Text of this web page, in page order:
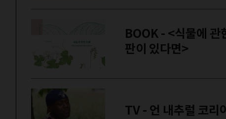
BOOK - <식물에 관한 오해> , <삶의 반대편에 들
판이 있다면>